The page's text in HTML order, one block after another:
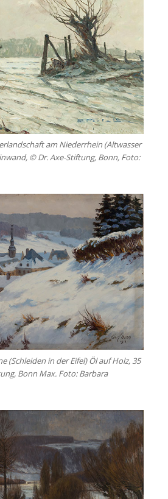
am Niederrhein (Altwasser
© Dr. Axe-Stiftung, Bonn, Foto:
(Schleiden in der Eifel) Öl auf Holz, 35
Bonn Max. Foto: Barbara